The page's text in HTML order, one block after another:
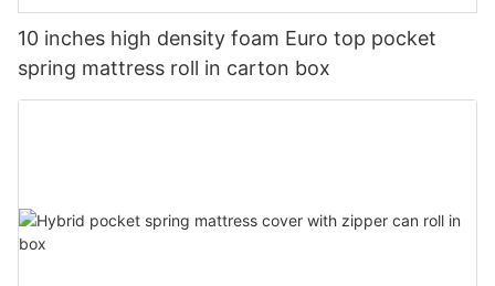
10 inches high density foam Euro top pocket
spring mattress roll in carton box